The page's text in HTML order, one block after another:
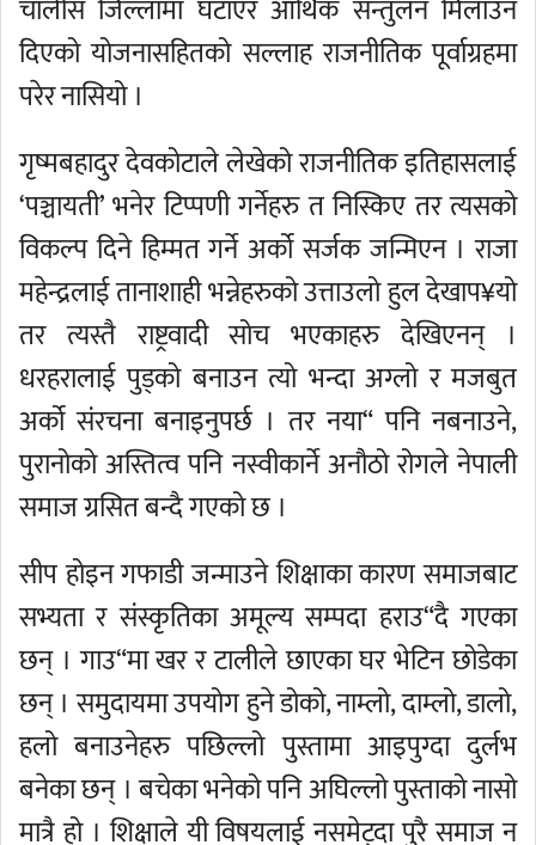
चालीस जिल्लामा घटाएर आर्थिक सन्तुलन मिलाउन
दिएको योजनासहितको सल्लाह राजनीतिक पूर्वाग्रहमा
परेर नासियो ।
गृष्मबहादुर देवकोटाले लेखेको राजनीतिक इतिहासलाई
‘पञ्चायती’ भनेर टिप्पणी गर्नेहरु त निस्किए तर त्यसको
विकल्प दिने हिम्मत गर्ने अर्को सर्जक जन्मिएन । राजा
महेन्द्रलाई तानाशाही भन्नेहरुको उत्ताउलो हुल देखाप¥यो
तर त्यस्तै राष्ट्रवादी सोच भएकाहरु देखिएनन् ।
धरहरालाई पुड्को बनाउन त्यो भन्दा अग्लो र मजबुत
अर्को संरचना बनाइनुपर्छ । तर नया“ पनि नबनाउने,
पुरानोको अस्तित्व पनि नस्वीकार्ने अनौठो रोगले नेपाली
समाज ग्रसित बन्दै गएको छ ।
सीप होइन गफाडी जन्माउने शिक्षाका कारण समाजबाट
सभ्यता र संस्कृतिका अमूल्य सम्पदा हराउ“दै गएका
छन् । गाउ“मा खर र टालीले छाएका घर भेटिन छोडेका
छन् । समुदायमा उपयोग हुने डोको, नाम्लो, दाम्लो, डालो,
हलो बनाउनेहरु पछिल्लो पुस्तामा आइपुग्दा दुर्लभ
बनेका छन् । बचेका भनेको पनि अघिल्लो पुस्ताको नासो
मात्रै हो । शिक्षाले यी विषयलाई नसमेट्दा पुरै समाज न